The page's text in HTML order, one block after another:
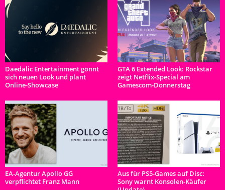
Daedalic Entertainment gönnt
sich neuen Look und plant
Online-Showcase
GTA 6 Extended Look: Rockstar
zeigt Netflix-Special am
Gamescom-Donnerstag
EA-Agentur Apollo GG
verpflichtet Franz Mann
Aus für PS5-Games auf Disc:
Sony warnt Konsolen-Käufer